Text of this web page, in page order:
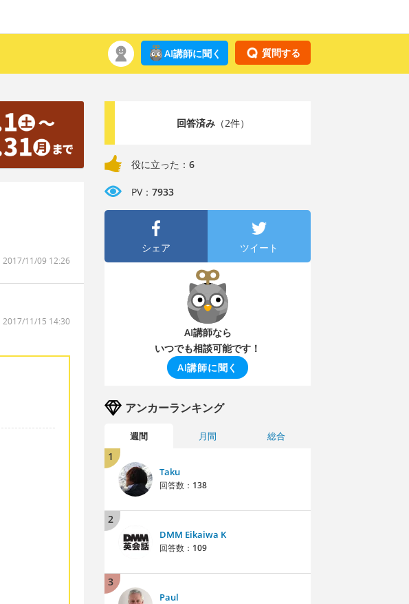
質問する
AI講師に聞く
2017/11/09 12:26
2017/11/15 14:30
回答済み（2件）
役に立った： 6
PV： 7933
シェア ツイート
AI講師なら
いつでも相談可能です！
AI講師に聞く
アンカーランキング
週間 月間 総合
1
Taku
回答数： 138
2
DMM Eikaiwa K
回答数： 109
3
Paul